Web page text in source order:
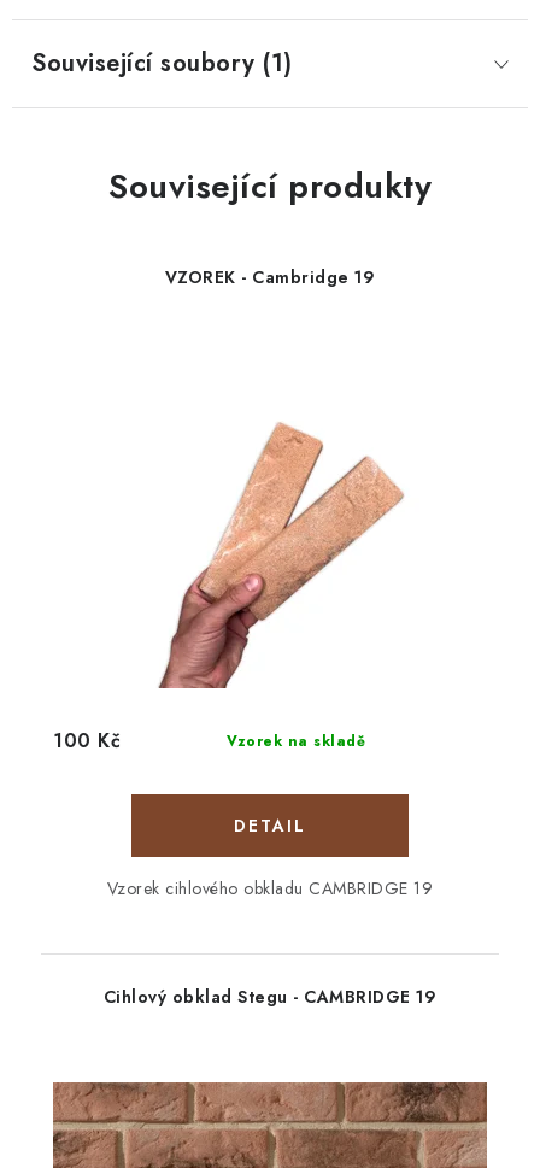
Související soubory (1)
Související produkty
VZOREK - Cambridge 19
Vzorek na skladě
100 Kč
Vzorek cihlového obkladu CAMBRIDGE 19
Cihlový obklad Stegu - CAMBRIDGE 19